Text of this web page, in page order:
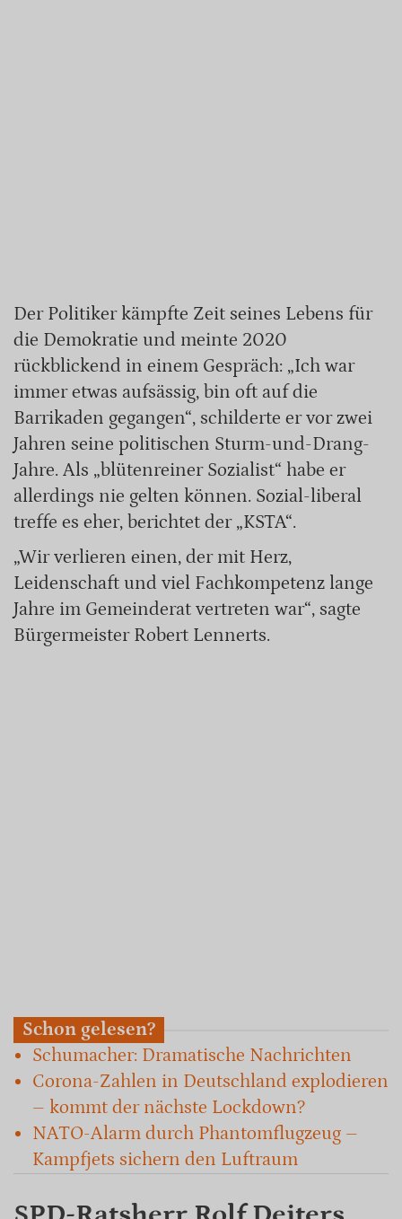
Der Politiker kämpfte Zeit seines Lebens für
die Demokratie und meinte 2020
rückblickend in einem Gespräch: „Ich war
immer etwas aufsässig, bin oft auf die
Barrikaden gegangen“, schilderte er vor zwei
Jahren seine politischen Sturm-und-Drang-
Jahre. Als „blütenreiner Sozialist“ habe er
allerdings nie gelten können. Sozial-liberal
treffe es eher, berichtet der „KSTA“.
„Wir verlieren einen, der mit Herz,
Leidenschaft und viel Fachkompetenz lange
Jahre im Gemeinderat vertreten war“, sagte
Bürgermeister Robert Lennerts.
Schon gelesen?
Schumacher: Dramatische Nachrichten
Corona-Zahlen in Deutschland explodieren
– kommt der nächste Lockdown?
NATO-Alarm durch Phantomflugzeug –
Kampfjets sichern den Luftraum